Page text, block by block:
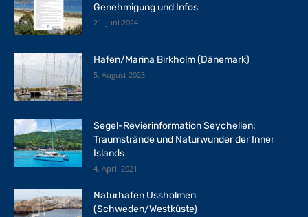
Genehmigung und Infos
21. Juni 2024
Hafen/Marina Birkholm (Dänemark)
5. August 2023
Segel-Revierinformation Seychellen:
Traumstrände und Naturwunder der Inner
Islands
4. April 2021
Naturhafen Ussholmen
(Schweden/Westküste)